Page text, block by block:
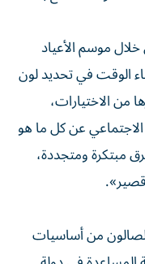
موسم الأعياد
الوقت في تحديد لون
من الاختيارات،
عن كل ما هو
مبتكرة ومتجددة،
من أساسيات